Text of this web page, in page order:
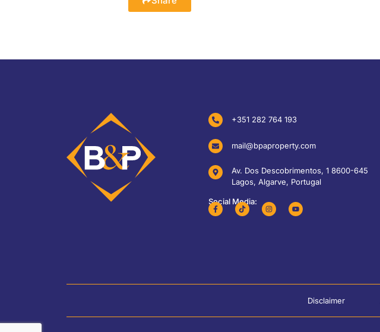
+351 282 764 193
mail@bpaproperty.com
Av. Dos Descobrimentos, 1 8600-645
Lagos, Algarve, Portugal
Social Media:
Disclaimer